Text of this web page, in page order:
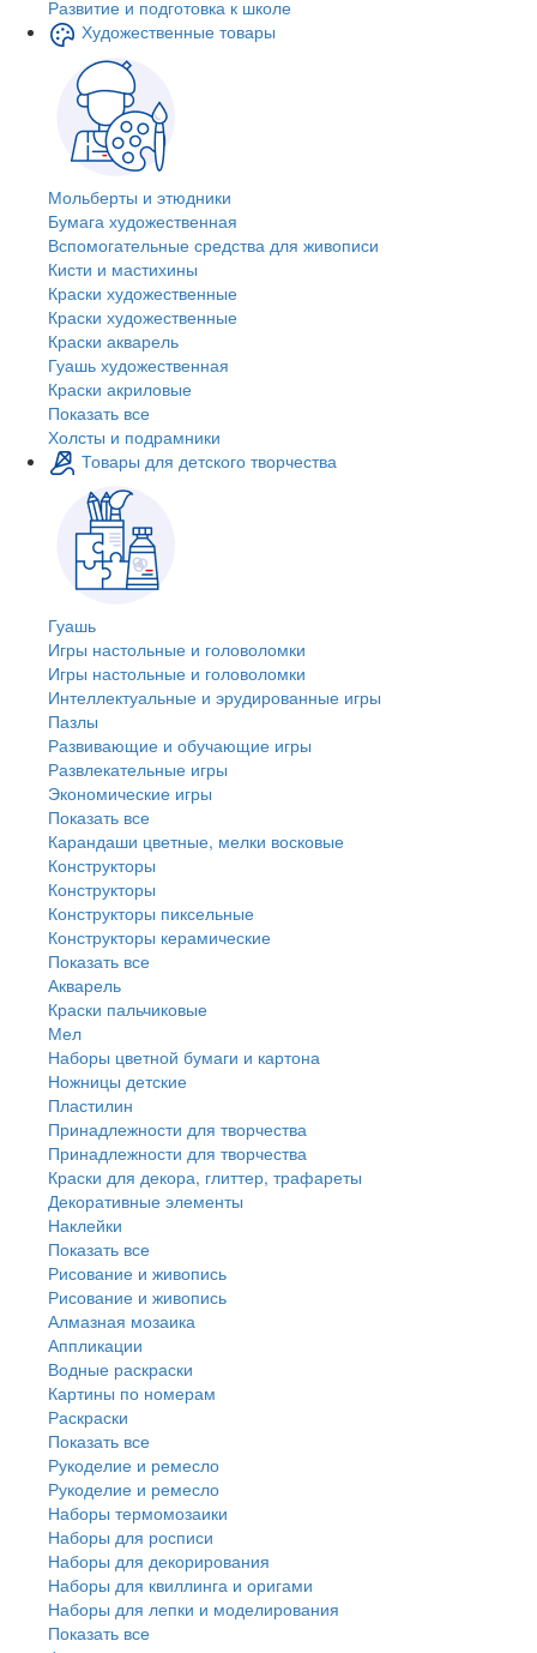
Развитие и подготовка к школе
Художественные товары
Мольберты и этюдники
Бумага художественная
Вспомогательные средства для живописи
Кисти и мастихины
Краски художественные
Краски художественные
Краски акварель
Гуашь художественная
Краски акриловые
Показать все
Холсты и подрамники
Товары для детского творчества
Гуашь
Игры настольные и головоломки
Игры настольные и головоломки
Интеллектуальные и эрудированные игры
Пазлы
Развивающие и обучающие игры
Развлекательные игры
Экономические игры
Показать все
Карандаши цветные, мелки восковые
Конструкторы
Конструкторы
Конструкторы пиксельные
Конструкторы керамические
Показать все
Акварель
Краски пальчиковые
Мел
Наборы цветной бумаги и картона
Ножницы детские
Пластилин
Принадлежности для творчества
Принадлежности для творчества
Краски для декора, глиттер, трафареты
Декоративные элементы
Наклейки
Показать все
Рисование и живопись
Рисование и живопись
Алмазная мозаика
Аппликации
Водные раскраски
Картины по номерам
Раскраски
Показать все
Рукоделие и ремесло
Рукоделие и ремесло
Наборы термомозаики
Наборы для росписи
Наборы для декорирования
Наборы для квиллинга и оригами
Наборы для лепки и моделирования
Показать все